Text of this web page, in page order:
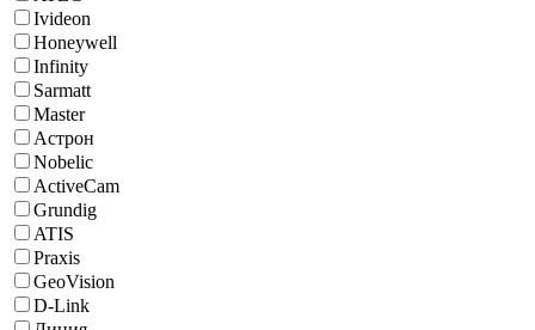
Ivideon
Honeywell
Infinity
Sarmatt
Master
Астрон
Nobelic
ActiveCam
Grundig
ATIS
Praxis
GeoVision
D-Link